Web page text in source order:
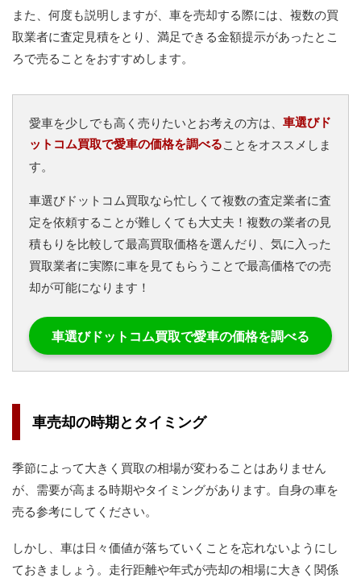
また、何度も説明しますが、車を売却する際には、複数の買
取業者に査定見積をとり、満足できる金額提示があったとこ
ろで売ることをおすすめします。
愛車を少しでも高く売りたいとお考えの方は、 車選びド
ットコム買取で愛車の価格を調べることをオススメしま
す。
車選びドットコム買取なら忙しくて複数の査定業者に査
定を依頼することが難しくても大丈夫！複数の業者の見
積もりを比較して最高買取価格を選んだり、気に入った
買取業者に実際に車を見てもらうことで最高価格での売
却が可能になります！
車選びドットコム買取で愛車の価格を調べる
車売却の時期とタイミング
季節によって大きく買取の相場が変わることはありません
が、需要が高まる時期やタイミングがあります。自身の車を
売る参考にしてください。
しかし、車は日々価値が落ちていくことを忘れないようにし
ておきましょう。走行距離や年式が売却の相場に大きく関係